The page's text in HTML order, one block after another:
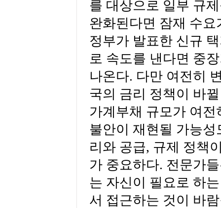
를 대상으로 일부 규
완화된다면 잠재 수
정부가 발표한 신규
로 속도를 낸다면 중
나온다. 다만 여전히
국의 금리 정책이 바
가계부채 규모가 여
불안이 재현될 가능
리와 공급, 규제 정책
가 중요하다. 전문가
는 자신이 필요로 하
서 접근하는 것이 바